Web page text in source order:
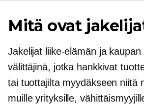
Mitä ovat
Jakelijat liike-elämän ja
välittäjinä, jotka hankkivat
tai tuottajilta myydäkseen niitä
muille yrityksille,